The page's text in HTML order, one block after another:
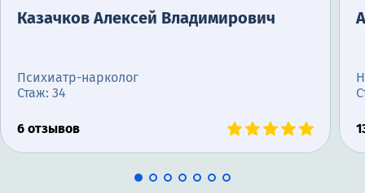
Казачков Алексей Владимирович
Психиатр-нарколог
Стаж: 34
6 отзывов